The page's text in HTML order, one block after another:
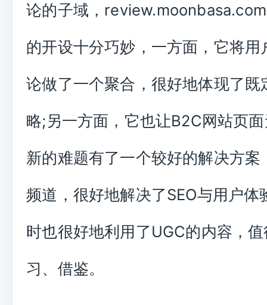
论的子域，
的开设十分巧妙，一方面，它将用
论做了一个聚合，很好地体现了既
略;另一方面，它也让B2C网站页
新的难题有了一个较好的解决方案
频道，很好地解决了SEO与用户体
时也很好地利用了UGC的内容，
习、借鉴。